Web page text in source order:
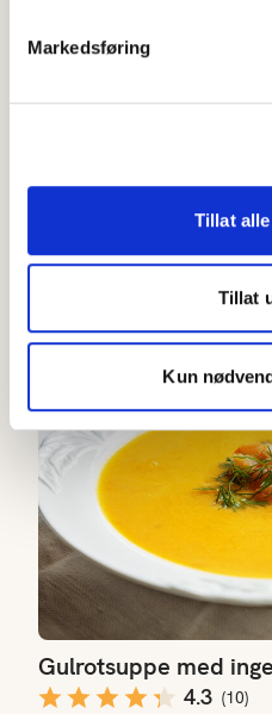
Markedsføring
Tillat
Tillat
Kun
Appelsinsmoothie
3.3 (21)
Gulrotsuppe med
4.3 (10)
Gulrotsuppe med ingefær